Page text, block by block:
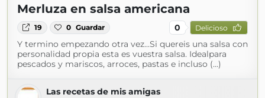
Merluza en salsa americana
19 0 Guardar 0 Delicioso
Y termino empezando otra vez...Si quereis una salsa con
personalidad propia esta es vuestra salsa. Idealpara
pescados y mariscos, arroces, pastas e incluso (...)
Las recetas de mis amigas